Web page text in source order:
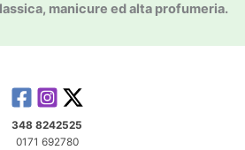
manicure ed alta profumeria.
348 8242525
0171 692780